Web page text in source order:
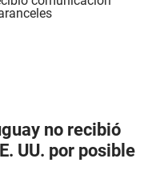
no recibió
UU. por posible